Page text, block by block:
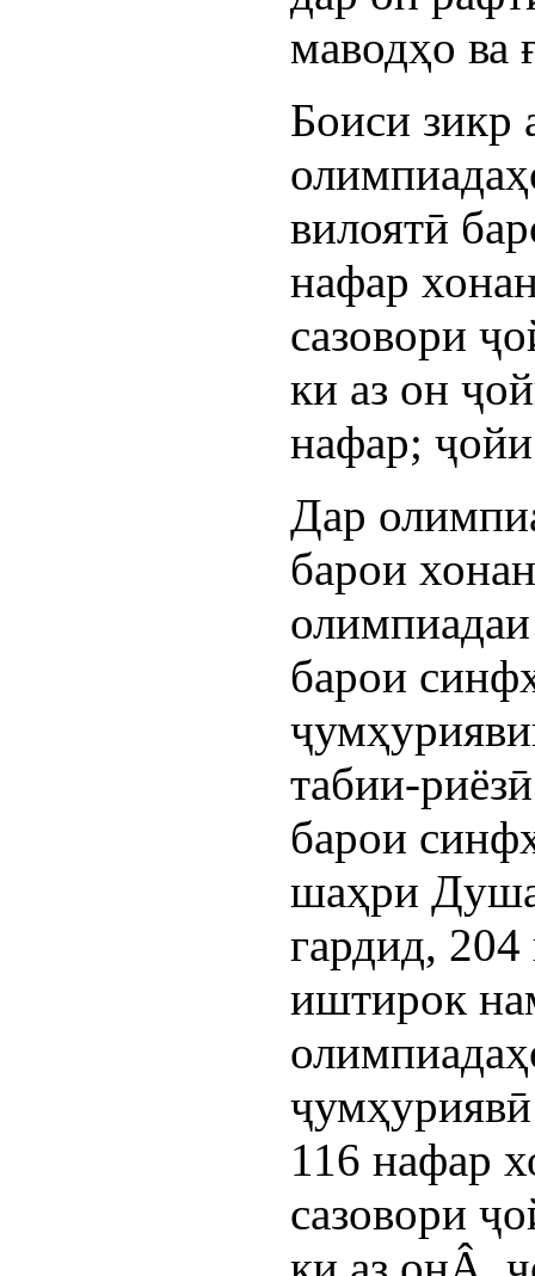
маводҳо ва
Боиси зикр
вилоятӣ
нафар
сазовори
ки аз он
нафар;
Дар
барои
барои
табии-
барои
шаҳри
гардид,
иштирок
116 нафар
сазовори